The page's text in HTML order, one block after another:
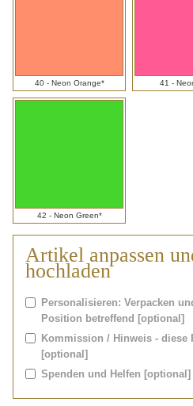
40 - Neon Orange* 41 -
42 - Neon Green*
Artikel anpassen
hochladen
Personalisieren: Verpacken
Position betreffend [optional]
Kommission / Hinweis - diese
[optional]
Spenden und Helfen [optional]